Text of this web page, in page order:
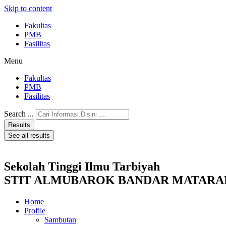
Skip to content
Fakultas
PMB
Fasilitas
Menu
Fakultas
PMB
Fasilitas
Search ...
Results
See all results
Sekolah Tinggi Ilmu Tarbiyah
STIT ALMUBAROK BANDAR
Home
Profile
Sambutan